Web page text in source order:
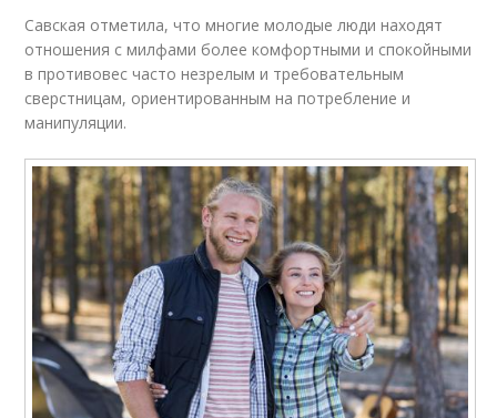
Савская отметила, что многие молодые люди находят
отношения с милфами более комфортными и спокойными
в противовес часто незрелым и требовательным
сверстницам, ориентированным на потребление и
манипуляции.